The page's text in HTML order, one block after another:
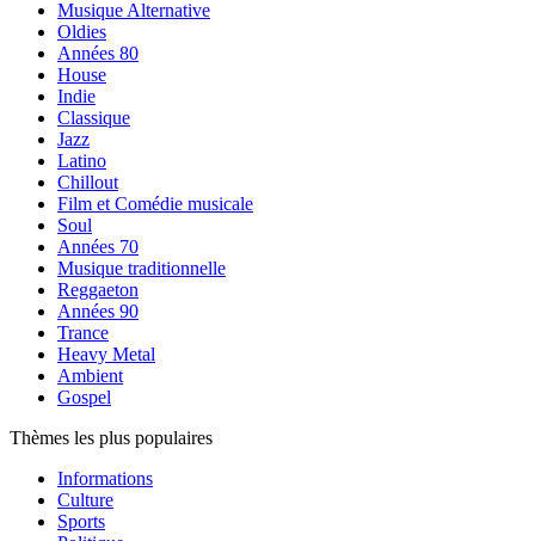
Musique Alternative
Oldies
Années 80
House
Indie
Classique
Jazz
Latino
Chillout
Film et Comédie musicale
Soul
Années 70
Musique traditionnelle
Reggaeton
Années 90
Trance
Heavy Metal
Ambient
Gospel
Thèmes les plus populaires
Informations
Culture
Sports